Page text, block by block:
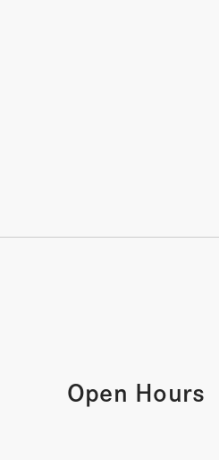
Open Hours